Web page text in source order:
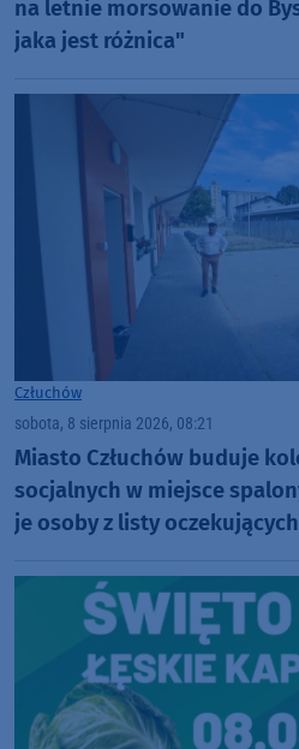
na letnie morsowanie do
jaka jest różnica"
Człuchów
sobota, 8 sierpnia 2026, 08:21
Miasto Człuchów buduje
socjalnych w miejsce
je osoby z listy oczekujących